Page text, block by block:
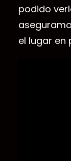
podido
el lugar en